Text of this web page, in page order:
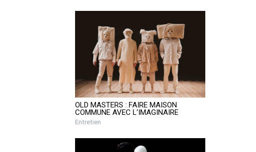
OLD MASTERS : FAIRE MAISON
COMMUNE AVEC L’IMAGINAIRE
Entretien